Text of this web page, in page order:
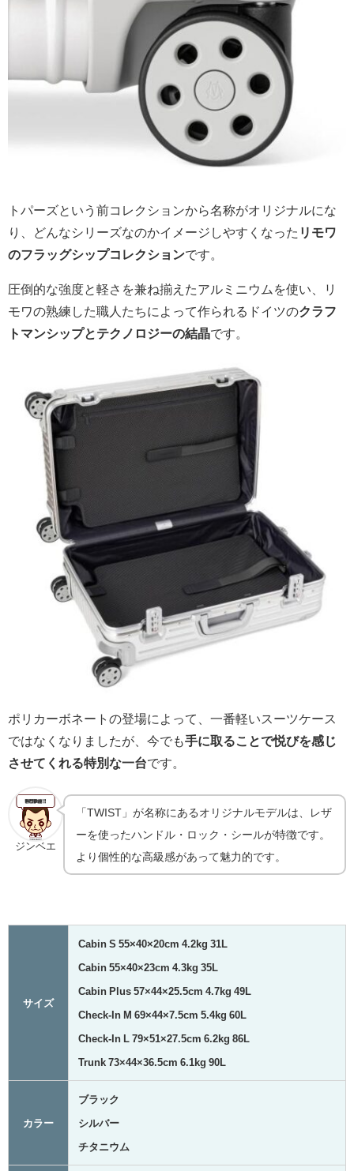
トパーズという前コレクションから名称がオリジナルにな
り、どんなシリーズなのかイメージしやすくなった リモワ
のフラッグシップコレクションです。
圧倒的な強度と軽さを兼ね揃えたアルミニウムを使い、リ
モワの熟練した職人たちによって作られるドイツのクラフ
トマンシップとテクノロジーの結晶です。
ポリカーボネートの登場によって、一番軽いスーツケース
ではなくなりましたが、今でも手に取ることで悦びを感じ
させてくれる特別な一台です。
ジンベエ
「TWIST」が名称にあるオリジナルモデルは、レザ
ーを使ったハンドル・ロック・シールが特徴です。
より個性的な高級感があって魅力的です。
サイズ
Cabin S 55×40×20cm 4.2kg 31L
Cabin 55×40×23cm 4.3kg 35L
Cabin Plus 57×44×25.5cm 4.7kg 49L
Check-In M 69×44×7.5cm 5.4kg 60L
Check-In L 79×51×27.5cm 6.2kg 86L
Trunk 73×44×36.5cm 6.1kg 90L
カラー
ブラック
シルバー
チタニウム